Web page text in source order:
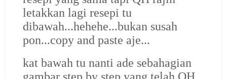
letakkan lagi resepi tu
dibawah...hehehe...bukan susah
pon...copy and paste aje...
kat bawah tu nanti ade sebahagian